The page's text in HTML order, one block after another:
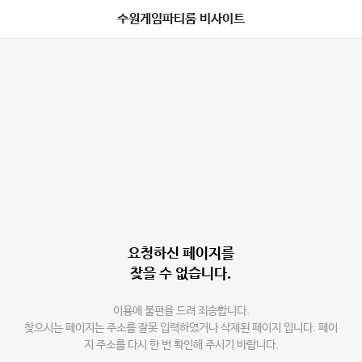
수원게임파티룸 비사이트
요청하신 페이지를
찾을 수 없습니다.
이용에 불편을 드려 죄송합니다.
찾으시는 페이지는 주소를 잘못 입력하였거나 삭제된 페이지 입니다. 페이
지 주소를 다시 한 번 확인해 주시기 바랍니다.